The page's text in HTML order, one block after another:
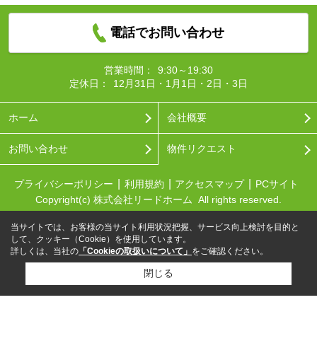
電話でお問い合わせ
営業時間：
9:30～19:30
定休日：
12月31日・1月1日・2日・3日
ホーム 会社概要
お問い合わせ 物件リクエスト
プライバシーポリシー 利用規約 アクセスマップ
PCサイト
Copyright(c) 株式会社リードホーム All rights reserved.
当サイトでは、お客様の当サイト利用状況把握、サービス向上検討を目的と
して、クッキー（Cookie）を使用しています。
詳しくは、当社の 「Cookieの取扱いについて」 をご確認ください。
閉じる